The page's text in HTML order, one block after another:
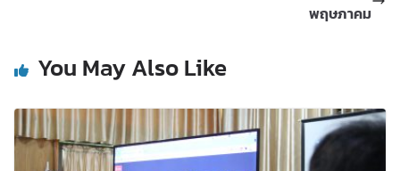
พฤษภาคม
You May Also Like